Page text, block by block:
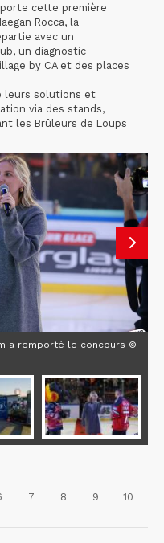
cette première
Rocca, la
avec un
un diagnostic
by CA et des places
leurs solutions et
via des stands,
les Brûleurs de Loups
a remporté le concours ©
7 8 9 10